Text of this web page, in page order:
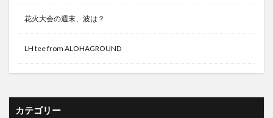
花火大会の週末、波は？
LH tee from ALOHAGROUND
カテゴリー